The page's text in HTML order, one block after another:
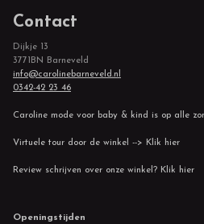
Contact
Dijkje 13
3771BN Barneveld
info@carolinebarneveld.nl
0342-42 23 46
Caroline mode voor baby & kind is op alle
Virtuele tour door de winkel --> Klik hier
Review schrijven over onze winkel? Klik hier
Openingstijden